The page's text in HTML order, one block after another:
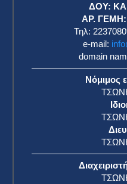
ΔΟΥ:
ΑΡ. ΓΕΜΗ:
Τηλ:
e-mail:
domain
Νόμιμος